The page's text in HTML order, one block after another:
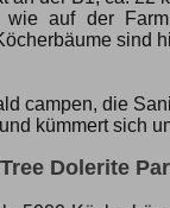
auf der
sind
campen, die
kümmert sich
Dolerite